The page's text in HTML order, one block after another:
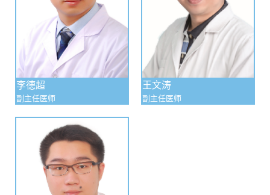
李德超
副主任医师
王文涛
副主任医师